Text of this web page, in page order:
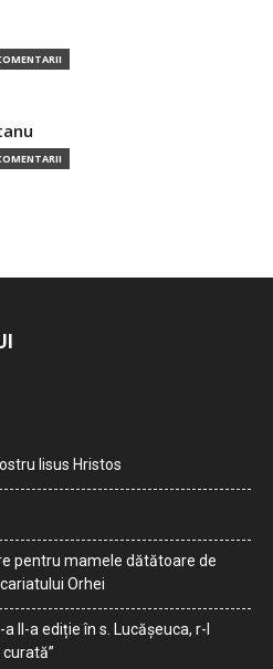
Iisus Hristos
pentru mamele dătătoare de
Orhei
II-a ediție în s. Lucășeuca, r-l